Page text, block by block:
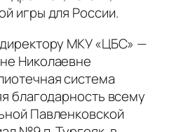
игры для России.
МКУ «ЦБС» —
Николаевне
система
благодарность всему
Павленковской